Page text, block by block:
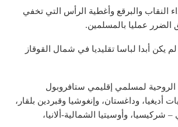
النقاب والبرقع وأغطية الرأس التي تخفي
الضرر عمليا بالمسلمين.
يكن أبدا لباسا تقليديا في شمال القوقاز
الروحية لمسلمي إقليمي ستافروبول
أديغيا، وداغستان، وإنغوشيا وقبردين بلقار،
شركيسيا، وأوسيتيا الشمالية-ألانيا،